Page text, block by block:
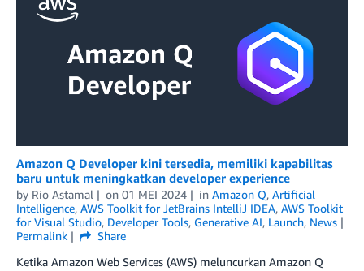
Amazon Q Developer kini tersedia, memiliki kapabilitas
baru untuk meningkatkan developer experience
by Rio Astamal on 01 MEI 2024 in Amazon Q, Artificial
Intelligence, AWS Toolkit for JetBrains IntelliJ IDEA, AWS Toolkit
for Visual Studio, Developer Tools, Generative AI, Launch, News
Permalink
Share
Ketika Amazon Web Services (AWS) meluncurkan Amazon Q